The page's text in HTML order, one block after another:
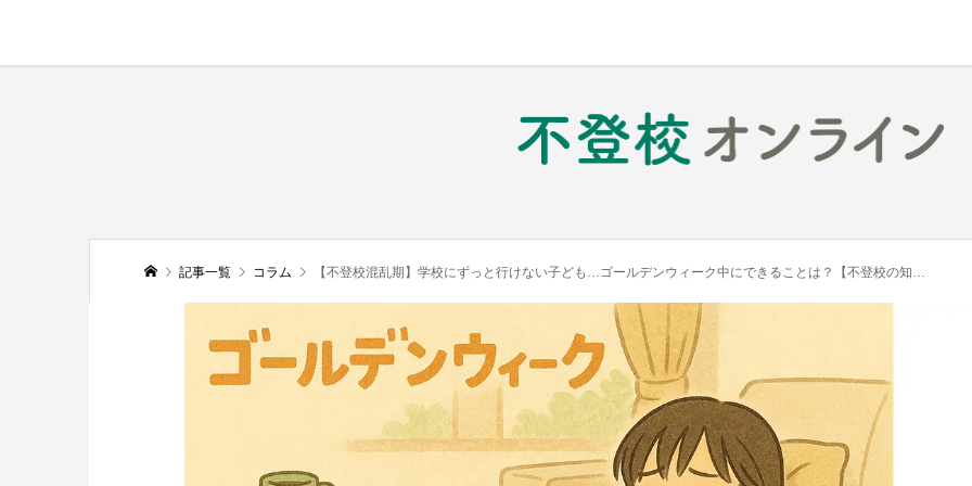
記事一覧 コラム 【不登校混乱期】学校にずっと行けない子ども…ゴールデンウィーク中にできることは？【不登校の知恵袋】